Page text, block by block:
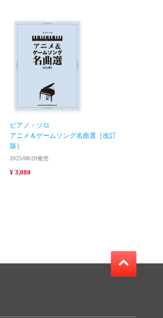
ピアノ・ソロ
アニメ＆ゲームソング名曲選［改訂
版］
2025/08/29発売
¥ 3,080